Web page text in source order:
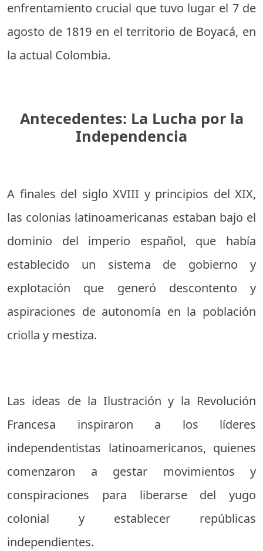
enfrentamiento crucial que tuvo lugar el 7 de
agosto de 1819 en el territorio de Boyacá, en
la actual Colombia.
Antecedentes: La Lucha por la
Independencia
A finales del siglo XVIII y principios del XIX,
las colonias latinoamericanas estaban bajo el
dominio del imperio español, que había
establecido un sistema de gobierno y
explotación que generó descontento y
aspiraciones de autonomía en la población
criolla y mestiza.
Las ideas de la Ilustración y la Revolución
Francesa inspiraron a los líderes
independentistas latinoamericanos, quienes
comenzaron a gestar movimientos y
conspiraciones para liberarse del yugo
colonial y establecer repúblicas
independientes.